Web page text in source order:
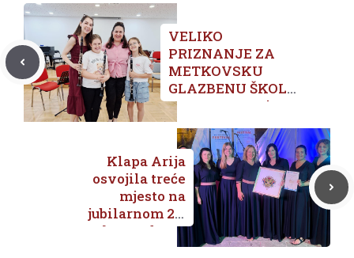
VELIKO
PRIZNANJE ZA
METKOVSKU
GLAZBENU ŠKOLU:
Sara Jeramaz i
Sara Krstičević
učile od najvećih
svjetskih majstora
klarineta
Klapa Arija
osvojila treće
mjesto na
jubilarnom 25.
Međunarodnom
festivalu klapa u